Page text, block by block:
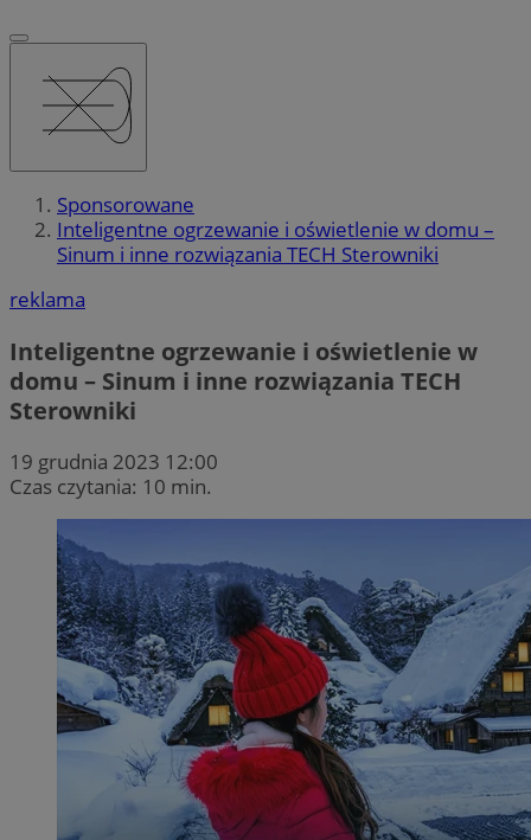
Sponsorowane
Inteligentne ogrzewanie i oświetlenie w domu –
Sinum i inne rozwiązania TECH Sterowniki
reklama
Inteligentne ogrzewanie i oświetlenie w
domu – Sinum i inne rozwiązania TECH
Sterowniki
19 grudnia 2023 12:00
Czas czytania: 10 min.